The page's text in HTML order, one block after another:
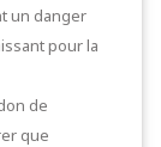
un danger
pour la
de
que